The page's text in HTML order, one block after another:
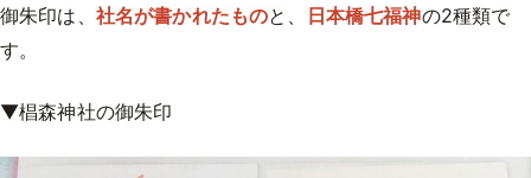
御朱印は、 社名が書かれたものと、 日本橋七福神の2種類で
す。
▼椙森神社の御朱印